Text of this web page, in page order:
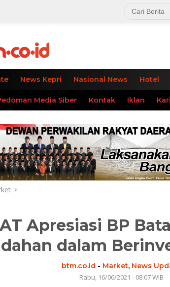
News Kepri Nasional News Hotel
Media Siber Kontak Iklan
Apresiasi BP
dalam
btm.co.id - Market, News
Rabu, 16/06/2021 - 08:07 WIB